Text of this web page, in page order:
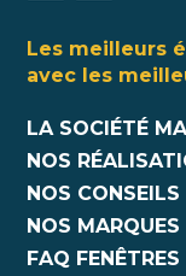
Les meilleurs
avec les
LA SOCIÉTÉ
NOS
NOS CONSEILS
NOS MARQUES
FAQ